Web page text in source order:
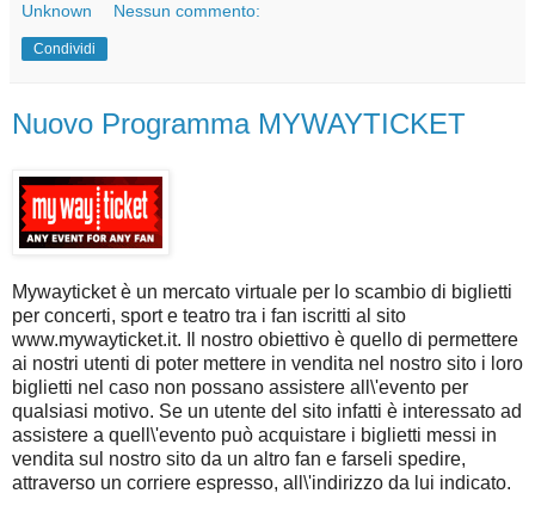
Unknown Nessun commento:
Condividi
Nuovo Programma MYWAYTICKET
Mywayticket è un mercato virtuale per lo scambio di biglietti
per concerti, sport e teatro tra i fan iscritti al sito
www.mywayticket.it. Il nostro obiettivo è quello di permettere
ai nostri utenti di poter mettere in vendita nel nostro sito i loro
biglietti nel caso non possano assistere all\'evento per
qualsiasi motivo. Se un utente del sito infatti è interessato ad
assistere a quell\'evento può acquistare i biglietti messi in
vendita sul nostro sito da un altro fan e farseli spedire,
attraverso un corriere espresso, all\'indirizzo da lui indicato.